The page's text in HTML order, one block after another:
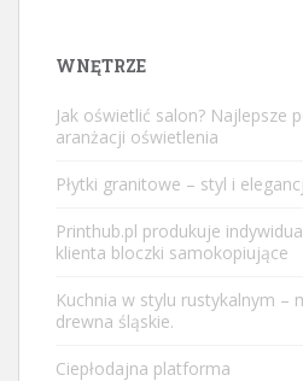
WNĘTRZE
Jak oświetlić salon? Najlepsze
aranżacji oświetlenia
Płytki granitowe – styl i
Printhub.pl produkuje
klienta bloczki samokopiujące
Kuchnia w stylu rustykalnym –
drewna śląskie.
Ciepłodajna platforma